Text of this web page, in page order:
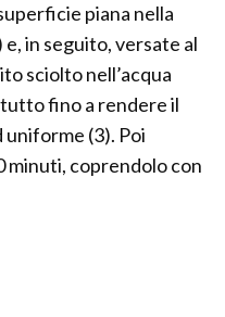
piana nella
in seguito, versate al
sciolto nell’acqua
fino a rendere il
(3). Poi
minuti, coprendolo con